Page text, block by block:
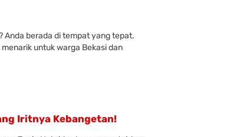
Anda berada di tempat yang tepat.
untuk warga Bekasi dan
Iritnya Kebangetan!